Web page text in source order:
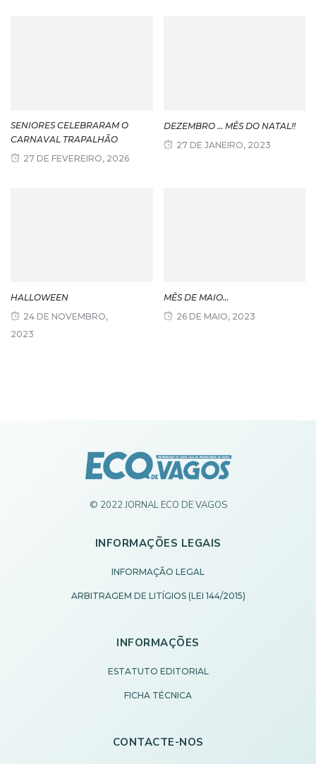
SENIORES CELEBRARAM O
CARNAVAL TRAPALHÃO
27 DE FEVEREIRO, 2026
DEZEMBRO … MÊS DO NATAL!!
27 DE JANEIRO, 2023
HALLOWEEN
24 DE NOVEMBRO,
2023
MÊS DE MAIO…
26 DE MAIO, 2023
© 2022 JORNAL ECO DE VAGOS
INFORMAÇÕES LEGAIS
INFORMAÇÃO LEGAL
ARBITRAGEM DE LITÍGIOS (LEI 144/2015)
INFORMAÇÕES
ESTATUTO EDITORIAL
FICHA TÉCNICA
CONTACTE-NOS